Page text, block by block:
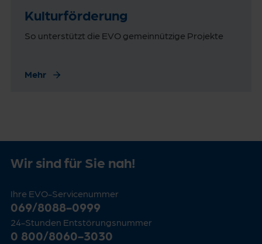
Kulturförderung
So unterstützt die EVO gemeinnützige Projekte
Mehr
Wir sind für Sie nah!
Ihre EVO-Servicenummer
069/8088-0999
24-Stunden Entstörungsnummer
0 800/8060-3030